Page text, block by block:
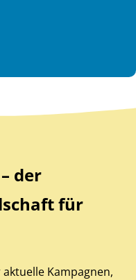
der
für
Kampagnen,